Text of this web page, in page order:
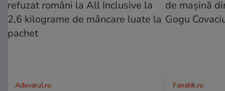
Adevarul.ro Fanatik.ro